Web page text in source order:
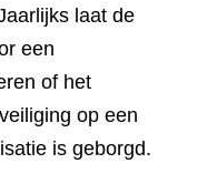
laat de
een
of het
op een
is geborgd.